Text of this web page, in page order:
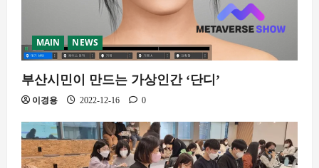
MAIN NEWS
부산시민이 만드는 가상인간 ‘단디’
이경용 2022-12-16 0